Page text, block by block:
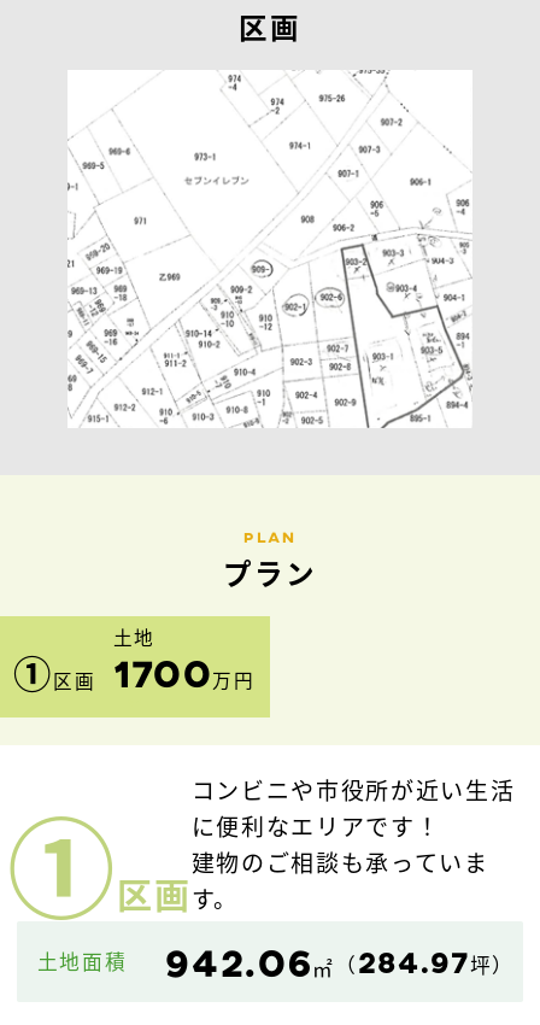
区画
PLAN
プラン
土地
①区画 1700万円
①区画
コンビニや市役所が近い生活
に便利なエリアです！
建物のご相談も承っていま
す。
土地面積 942.06㎡ （284.97坪）